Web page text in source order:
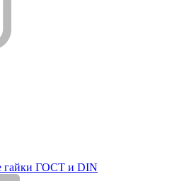
гайки ГОСТ и DIN